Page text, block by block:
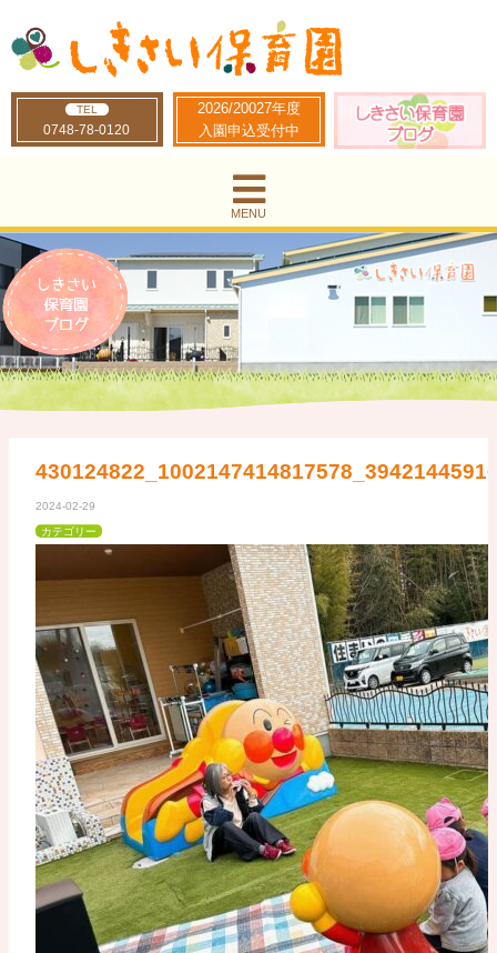
2026/20027年度
入園申込受付中
TEL
0748-78-0120
MENU
2024-02-29
カテゴリー